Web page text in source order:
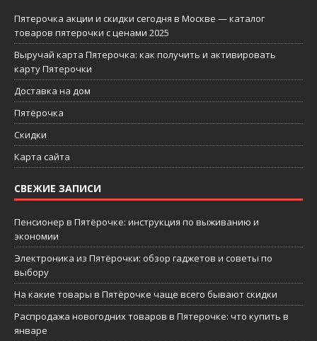
Пятерочка акции и скидки сегодня в Москве — каталог
товаров пятерочки с ценами 2025
Выручай карта Пятерочка: как получить и активировать
карту Пятерочки
Доставка на дом
Пятёрочка
Скидки
Карта сайта
СВЕЖИЕ ЗАПИСИ
Пенсионер в Пятёрочке: инструкция по выживанию и
экономии
Электроника из Пятёрочки: обзор гаджетов и советы по
выбору
На какие товары в Пятёрочке чаще всего бывают скидки
Распродажа новогодних товаров в Пятерочке: что купить в
январе